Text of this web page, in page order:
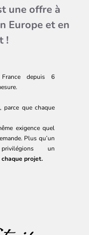
une offre à
Europe et en
!
depuis 6
parce que chaque
exigence quel
Plus qu’un
un
projet.